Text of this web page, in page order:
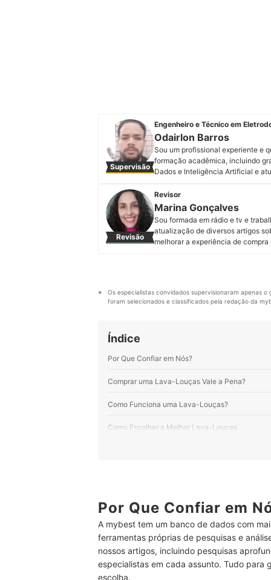
Supervisão
Engenheiro e Técnico em
Odairlon Barros
Sou um profissional experiente e
formação acadêmica, incluindo
Dados e Inteligência Artificial e
prática de 15 anos na área de
o que me permitiu desenvolver
Também sou técnico em
habilita a trabalhar com
meus conhecimentos e
organizações.
Revisão
Revisor
Marina Gonçalves
Sou formada em rádio e tv e
atualização de diversos artigos
melhorar a experiência de
Os especialistas convidados supervisionaram apenas
foram selecionados e classificados pela redação da
Índice
Por Que Confiar em Nós?
Comprar uma Lava-Louças Vale a Pena?
Como Funciona uma Lava-Louças?
Como Escolher a Melhor Lava-Louças
Para uma Limpeza Rápida ou Profunda,
4 Busca uma Lava-Louças Funcional?
5 Quer Economizar Energia e Água?
Top 10 Melhores Lava-Louças
Por Que Confiar em
A mybest tem um banco de dados com
ferramentas próprias de pesquisas e
nossos artigos, incluindo pesquisas
especialistas em cada assunto. Tudo
escolha.